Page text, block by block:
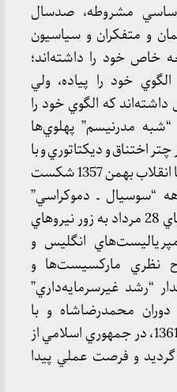
اساسي مشروطه، صدسال
و متفكران و سياسيون
خاص خود را داشته‌اند؛
خود را پياده، ولي
كه الگوي خود را
مدرنيسم” پهلوي‌ها
اختناق و ديكتاتوري و با
حمايت غرب طرحي بود كه با انقلاب بهمن 1357 شكست
توسعه 28 ماهه “سوسيال ـ دموكراسي”
مصدق، دوام نياورد و با كودتاي 28 مرداد به زور نيروهاي
انگليس و
نظري ماركسيست‌ها و
“رشد غيرسرمايه‌داري”
كودتاي 1332 در دوران محمدرضاشاه و با
فروپاشي حزب‌توده در سال 1361، در جمهوري اسلامي از
و فرصت عملي پيدا